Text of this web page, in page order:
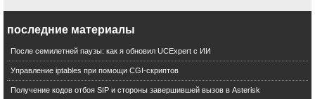
FMC
IP ТВ
VoIP шлюз
SPA8800
Cisco Unified Contact Center
Jabber
последние материалы
После семилетней паузы: как я обновил UCExpert с ИИ
Управление iptables при помощи CGI-скриптов
Получение кодов отбоя SIP и стороны завершившей вызов в Asterisk